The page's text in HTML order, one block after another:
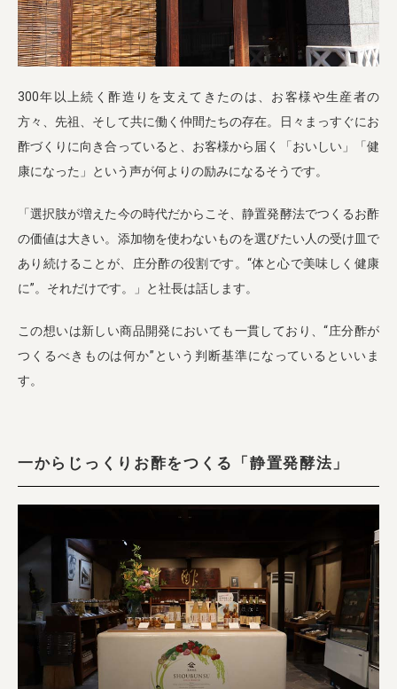
300年以上続く酢造りを支えてきたのは、お客様や生産者の
方々、先祖、そして共に働く仲間たちの存在。日々まっすぐにお
酢づくりに向き合っていると、お客様から届く「おいしい」「健
康になった」という声が何よりの励みになるそうです。
「選択肢が増えた今の時代だからこそ、静置発酵法でつくるお酢
の価値は大きい。添加物を使わないものを選びたい人の受け皿で
あり続けることが、庄分酢の役割です。“体と心で美味しく健康
に”。それだけです。」と社長は話します。
この想いは新しい商品開発においても一貫しており、“庄分酢が
つくるべきものは何か”という判断基準になっているといいま
す。
一からじっくりお酢をつくる「静置発酵法」